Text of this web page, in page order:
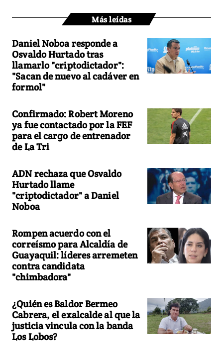
Más leídas
Daniel Noboa responde a
Osvaldo Hurtado tras
llamarlo "criptodictador":
"Sacan de nuevo al cadáver en
formol"
Confirmado: Robert Moreno
ya fue contactado por la FEF
para el cargo de entrenador
de La Tri
ADN rechaza que Osvaldo
Hurtado llame
"criptodictador" a Daniel
Noboa
Rompen acuerdo con el
correísmo para Alcaldía de
Guayaquil: líderes arremeten
contra candidata
"chimbadora"
¿Quién es Baldor Bermeo
Cabrera, el exalcalde al que la
justicia vincula con la banda
Los Lobos?